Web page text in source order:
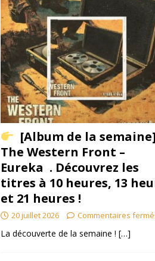
[Album de la semaine]
The Western Front –
Eureka . Découvrez les
titres à 10 heures, 13
et 21 heures !
20 juillet 2026 Commentaires
La découverte de la semaine ! […]